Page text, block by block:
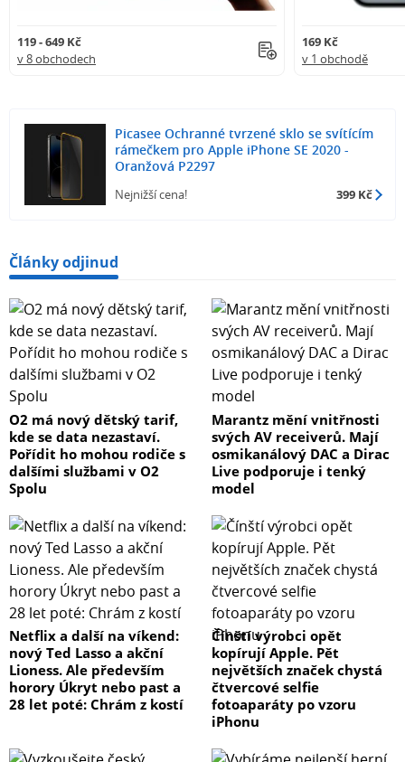
119 - 649 Kč
v 8 obchodech
169 Kč
v 1 obchodě
Picasee Ochranné tvrzené sklo se svítícím
rámečkem pro Apple iPhone SE 2020 -
Oranžová P2297
Nejnižší cena! 399 Kč
Články odjinud
O2 má nový dětský tarif,
kde se data nezastaví.
Pořídit ho mohou rodiče s
dalšími službami v O2
Spolu
Marantz mění vnitřnosti
svých AV receiverů. Mají
osmikanálový DAC a Dirac
Live podporuje i tenký
model
Netflix a další na víkend:
nový Ted Lasso a akční
Lioness. Ale především
horory Úkryt nebo past a
28 let poté: Chrám z kostí
Čínští výrobci opět
kopírují Apple. Pět
největších značek chystá
čtvercové selfie
fotoaparáty po vzoru
iPhonu